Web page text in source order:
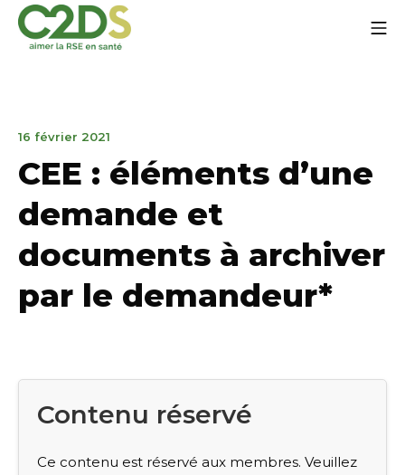
Aller
contenu
16 février 2021
2023
CEE : éléments d’une
demande et
documents à archiver
par le demandeur*
Contenu réservé
Ce contenu est réservé aux membres. Veuillez